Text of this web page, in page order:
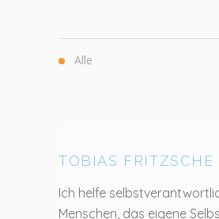
Alle
TOBIAS FRITZSCHE
Ich helfe
Menschen, das eigene